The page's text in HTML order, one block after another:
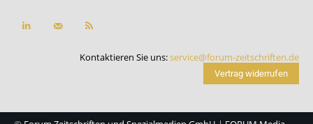
Kontaktieren Sie uns:service@forum-zeitschriften.de
Vertrag widerrufen